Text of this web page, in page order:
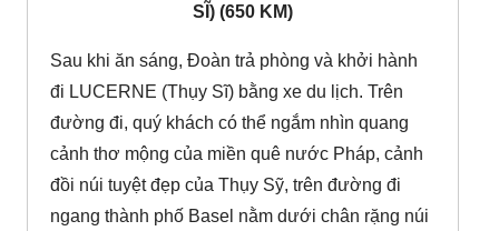
SĨ) (650 KM)
Sau khi ăn sáng, Đoàn trả phòng và khởi hành
đi LUCERNE (Thụy Sĩ) bằng xe du lịch. Trên
đường đi, quý khách có thể ngắm nhìn quang
cảnh thơ mộng của miền quê nước Pháp, cảnh
đồi núi tuyệt đẹp của Thụy Sỹ, trên đường đi
ngang thành phố Basel nằm dưới chân rặng núi